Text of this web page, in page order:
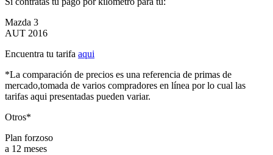
Mazda 3
AUT 2016
Encuentra tu tarifa aqui
*La comparación de precios es una referencia de primas de
mercado,tomada de varios compradores en línea por lo cual las
tarifas aqui presentadas pueden variar.
Otros*
Plan forzoso
a 12 meses